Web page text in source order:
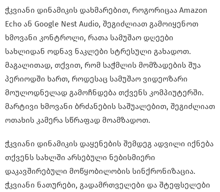
ჭკვიანი დინამიკის დახმარებით, როგორიცაა Amazon
Echo ან Google Nest Audio, შეგიძლიათ გამოიყენოთ
ხმოვანი კონტროლი, რათა სამუშაო დღეები
სახლიდან ოდნავ ნაკლები სტრესული გახადოთ.
მაგალითად, თქვით, რომ საჭმლის მომზადების შუა
პერიოდში ხართ, როდესაც სამუშაო ვიდეოზარი
მოულოდნელად გამოჩნდება თქვენს კომპიუტერში.
მარტივი ხმოვანი ბრძანების საშუალებით, შეგიძლიათ
ოთახის კამერა სწრაფად მოამზადოთ.
ჭკვიანი დინამიკის დაყენების შემდეგ ადვილი იქნება
თქვენს სახლში არსებული ნებისმიერი
დაკავშირებული მოწყობილობის სინქრონიზაცია.
ჭკვიანი ნათურები, გადამრთველები და შტეფსელები